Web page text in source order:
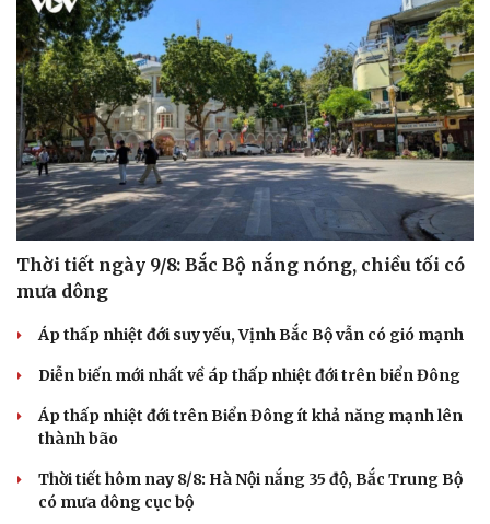
Thời tiết ngày 9/8: Bắc Bộ nắng nóng, chiều tối có
mưa dông
Áp thấp nhiệt đới suy yếu, Vịnh Bắc Bộ vẫn có gió mạnh
Diễn biến mới nhất về áp thấp nhiệt đới trên biển Đông
Áp thấp nhiệt đới trên Biển Đông ít khả năng mạnh lên
thành bão
Thời tiết hôm nay 8/8: Hà Nội nắng 35 độ, Bắc Trung Bộ
có mưa dông cục bộ